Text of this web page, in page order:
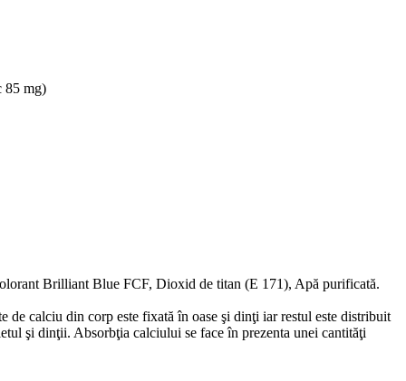
85 mg)
Brilliant Blue FCF, Dioxid de titan (E 171), Apă purificată.
de calciu din corp este fixată în oase şi dinţi iar restul este distribuit
şi dinţii. Absorbţia calciului se face în prezenta unei cantităţi